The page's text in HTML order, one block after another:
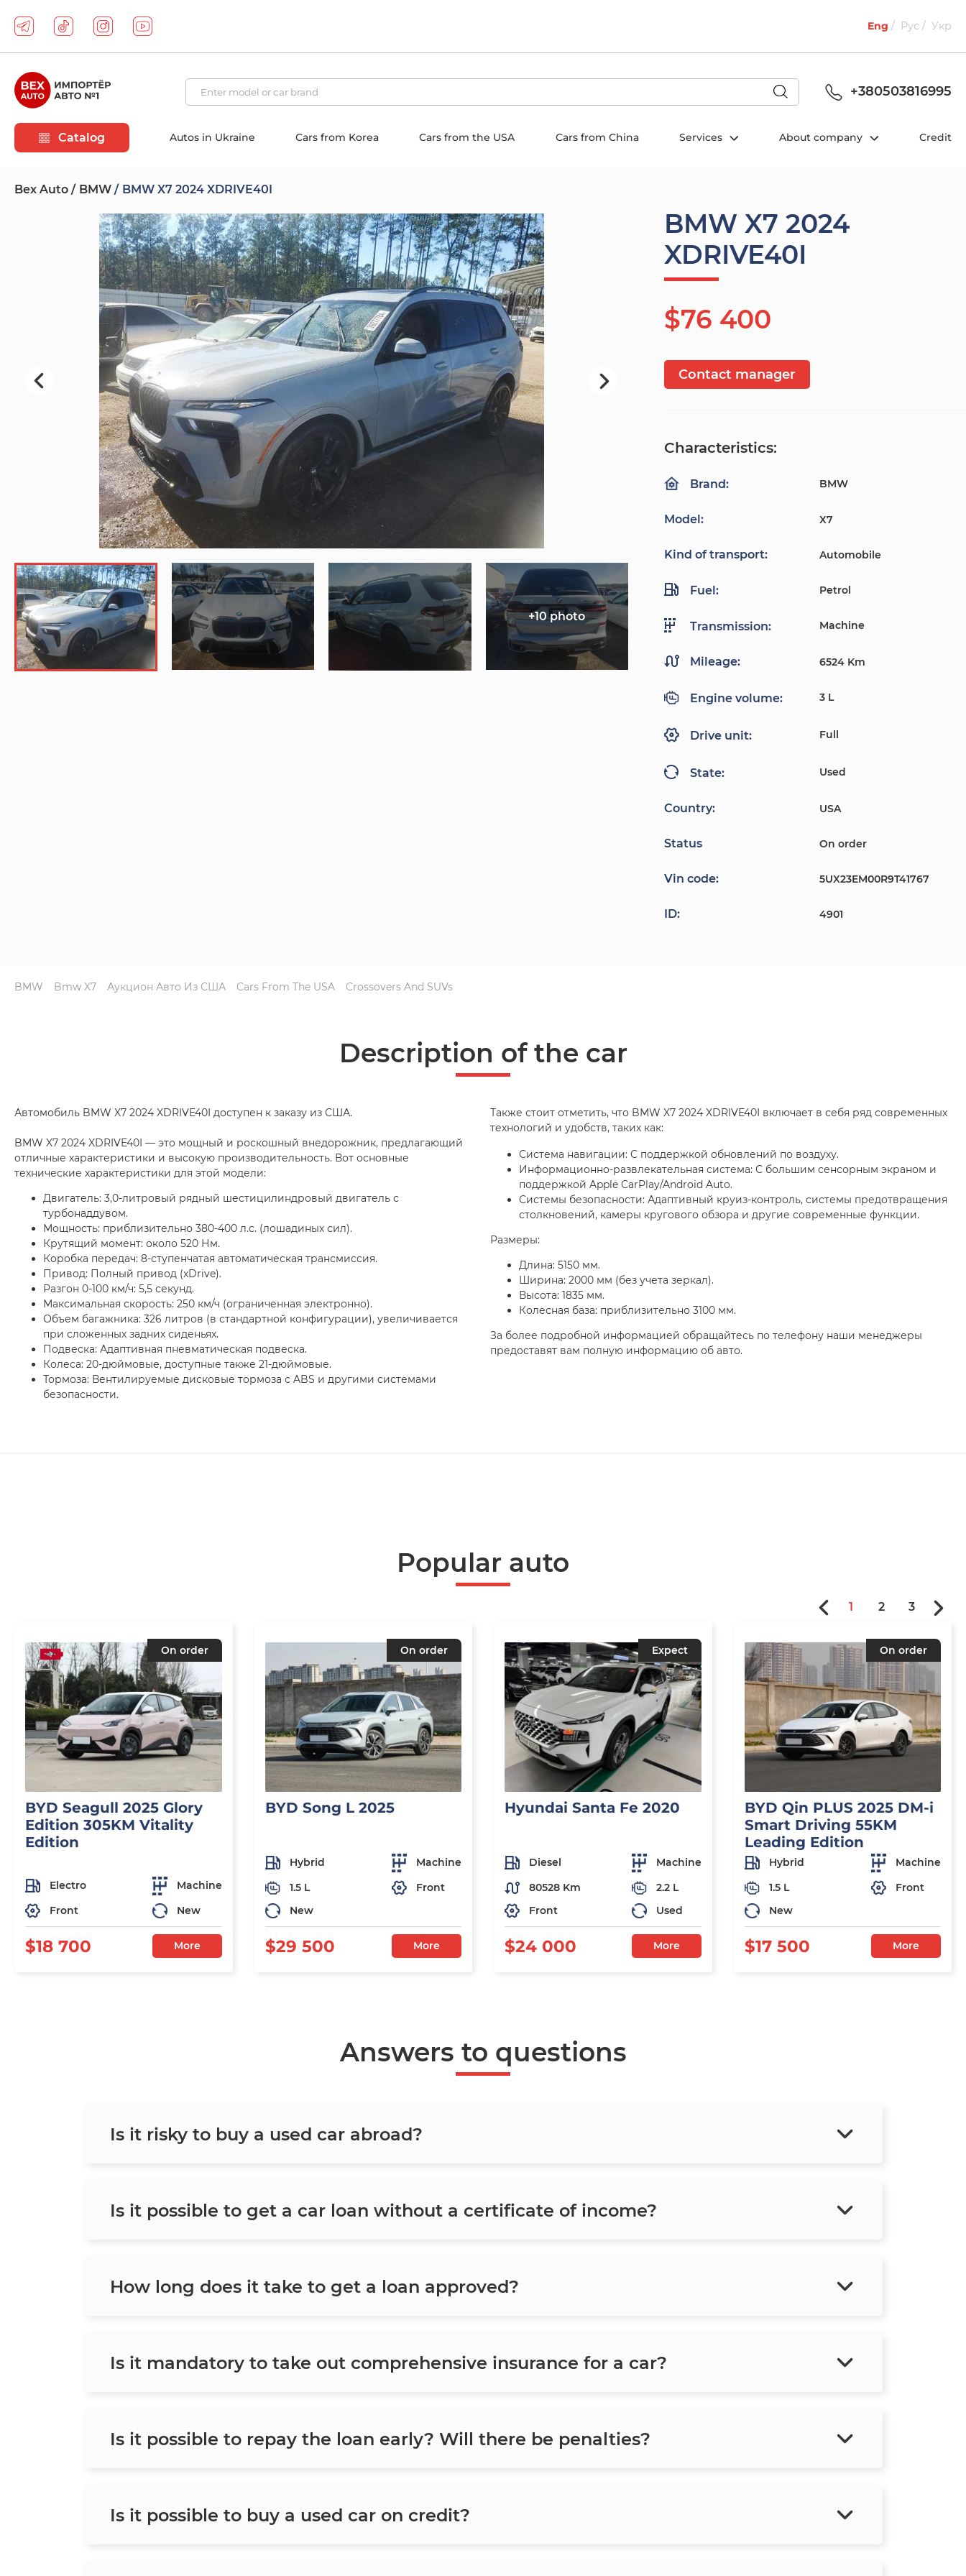
Eng Рус Укр
+380503816995
Catalog Autos in Ukraine Cars from Korea Cars from the USA Cars from China Services About company Credit
Bex Auto BMW BMW X7 2024 XDRIVE40I
BMW X7 2024
XDRIVE40I
$76 400
+10 photo
Contact manager
Characteristics:
Brand: BMW
Model: X7
Kind of transport: Automobile
Fuel: Petrol
Transmission: Machine
Mileage: 6524 Km
Engine volume: 3 L
Drive unit: Full
State: Used
Country: USA
Status On order
Vin code: 5UX23EM00R9T41767
ID: 4901
BMW Bmw X7 Аукцион Авто Из США Cars From The USA Crossovers And SUVs
Description of the car
Автомобиль BMW X7 2024 XDRIVE40I доступен к заказу из США.
BMW X7 2024 XDRIVE40I — это мощный и роскошный внедорожник, предлагающий
отличные характеристики и высокую производительность. Вот основные
технические характеристики для этой модели:
Двигатель: 3,0-литровый рядный шестицилиндровый двигатель с
турбонаддувом.
Мощность: приблизительно 380-400 л.с. (лошадиных сил).
Крутящий момент: около 520 Нм.
Коробка передач: 8-ступенчатая автоматическая трансмиссия.
Привод: Полный привод (xDrive).
Разгон 0-100 км/ч: 5,5 секунд.
Максимальная скорость: 250 км/ч (ограниченная электронно).
Объем багажника: 326 литров (в стандартной конфигурации), увеличивается
при сложенных задних сиденьях.
Подвеска: Адаптивная пневматическая подвеска.
Колеса: 20-дюймовые, доступные также 21-дюймовые.
Тормоза: Вентилируемые дисковые тормоза с ABS и другими системами
безопасности.
Также стоит отметить, что BMW X7 2024 XDRIVE40I включает в себя ряд современных
технологий и удобств, таких как:
Система навигации: С поддержкой обновлений по воздуху.
Информационно-развлекательная система: С большим сенсорным экраном и
поддержкой Apple CarPlay/Android Auto.
Системы безопасности: Адаптивный круиз-контроль, системы предотвращения
столкновений, камеры кругового обзора и другие современные функции.
Размеры:
Длина: 5150 мм.
Ширина: 2000 мм (без учета зеркал).
Высота: 1835 мм.
Колесная база: приблизительно 3100 мм.
За более подробной информацией обращайтесь по телефону наши менеджеры
предоставят вам полную информацию об авто.
Popular auto
On order
BYD Seagull 2025 Glory
Edition 305KM Vitality
Edition
Electro
Machine
Front
New
$18 700 More
On order
BYD Song L 2025
Hybrid
Machine
1.5 L
Front
New
$29 500 More
Expect
Hyundai Santa Fe 2020
Diesel
Machine
80528 Km
2.2 L
Front
Used
$24 000 More
On order
BYD Qin PLUS 2025 DM-i
Smart Driving 55KM
Leading Edition
Hybrid
Machine
1.5 L
Front
New
$17 500 More
1 2 3
Answers to questions
Is it risky to buy a used car abroad?
Is it possible to get a car loan without a certificate of income?
How long does it take to get a loan approved?
Is it mandatory to take out comprehensive insurance for a car?
Is it possible to repay the loan early? Will there be penalties?
Is it possible to buy a used car on credit?